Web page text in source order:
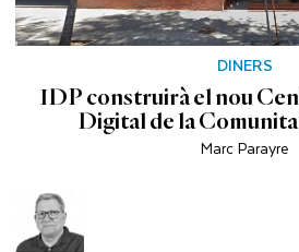
DINERS
IDP construirà el nou
Digital de la
Marc Parayre